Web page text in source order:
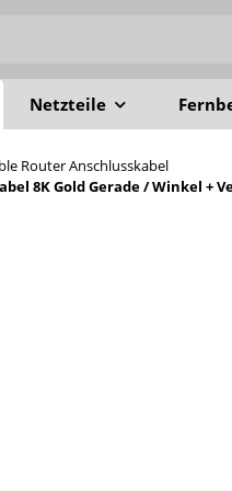
Netzteile
Router Anschlusskabel
8K Gold Gerade / Winkel +